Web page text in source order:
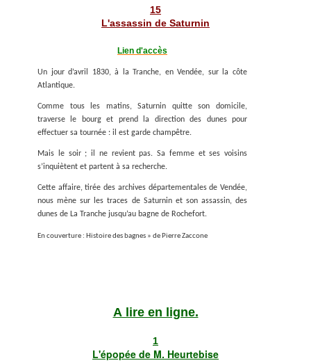
15
L'assassin de Saturnin
Lien d'accès
Un jour d’avril 1830, à la Tranche, en Vendée, sur la côte
Atlantique.
Comme tous les matins, Saturnin quitte son domicile,
traverse le bourg et prend la direction des dunes pour
effectuer sa tournée : il est garde champêtre.
Mais le soir ; il ne revient pas. Sa femme et ses voisins
s’inquiètent et partent à sa recherche.
Cette affaire, tirée des archives départementales de Vendée,
nous mène sur les traces de Saturnin et son assassin, des
dunes de La Tranche jusqu’au bagne de Rochefort.
En couverture : Histoire des bagnes » de Pierre Zaccone
A lire en ligne.
1
L'épopée de M. Heurtebise